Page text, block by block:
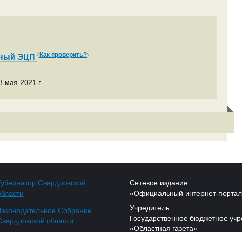
ЭЦП (Как проверить?)
мая 2021 г.
Свердловской
Собрание
области
Сетевое издание
«Официальный интернет-
Учредитель:
Государственное бюджетное
«Областная газета»